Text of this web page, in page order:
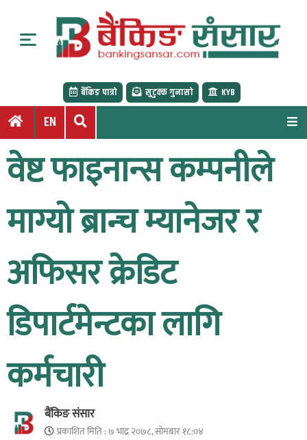
o
बैंकिङ पात्रो सुटुक्क गुनासो KYB
EN
वेष्ट फाइनान्स कम्पनीले
माग्यो ब्रान्च म्यानेजर र
अफिसर क्रेडिट
डिपार्टमेन्टका लागि
कर्मचारी
बैंकिङ संसार
प्रकाशित मिति :७ भाद्र २०७८, सोमबार १८:०४